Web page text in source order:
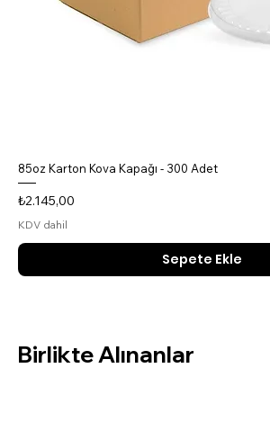
85oz Karton Kova Kapağı - 300 Adet
Fiyat
₺2.145,00
KDV dahil
Sepete Ekle
Birlikte Alınanlar